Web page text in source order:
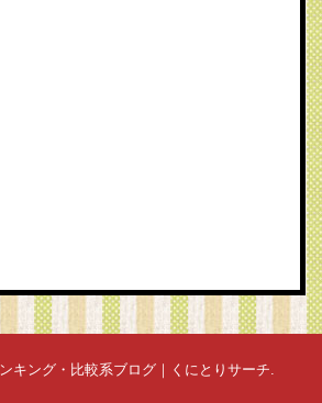
キング・比較系ブログ｜くにとりサーチ.